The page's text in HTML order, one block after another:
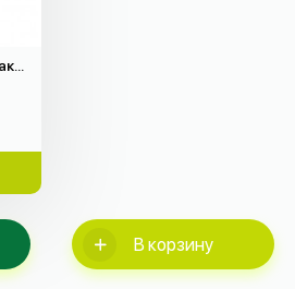
В корзину
Крем для рук с экстрактом оливкового масла (100гр)